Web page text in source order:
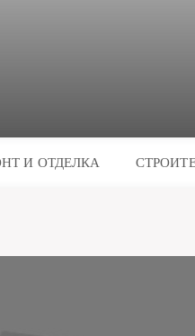
И ОТДЕЛКА